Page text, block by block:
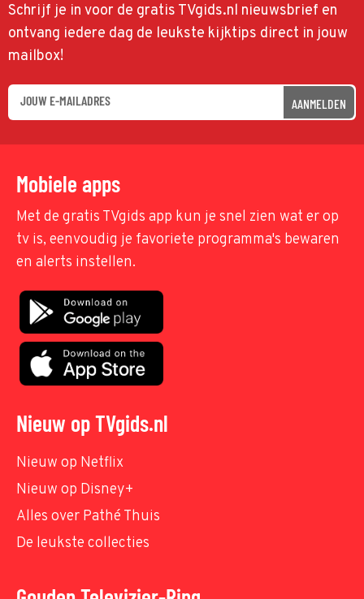
Schrijf je in voor de gratis TVgids.nl nieuwsbrief en
ontvang iedere dag de leukste kijktips direct in jouw
mailbox!
AANMELDEN
Mobiele apps
Met de gratis TVgids app kun je snel zien wat er op
tv is, eenvoudig je favoriete programma's bewaren
en alerts instellen.
Nieuw op TVgids.nl
Nieuw op Netflix
Nieuw op Disney+
Alles over Pathé Thuis
De leukste collecties